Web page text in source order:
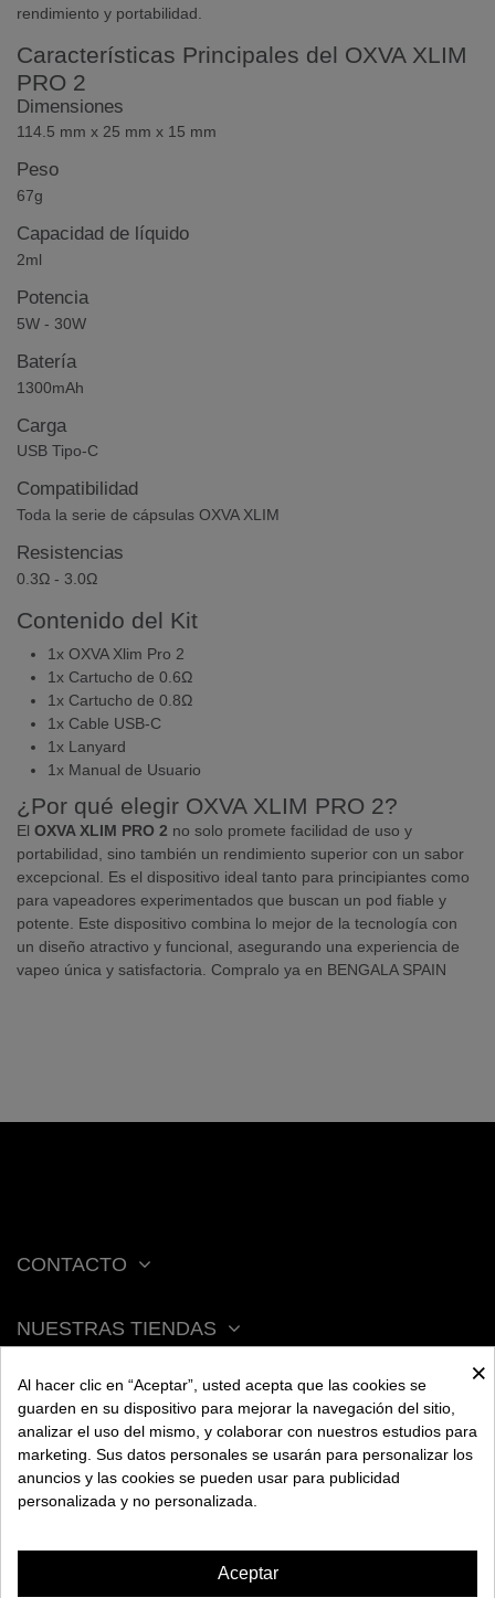
rendimiento y portabilidad.
Características Principales del OXVA XLIM
PRO 2
Dimensiones
114.5 mm x 25 mm x 15 mm
Peso
67g
Capacidad de líquido
2ml
Potencia
5W - 30W
Batería
1300mAh
Carga
USB Tipo-C
Compatibilidad
Toda la serie de cápsulas OXVA XLIM
Resistencias
0.3Ω - 3.0Ω
Contenido del Kit
1x OXVA Xlim Pro 2
1x Cartucho de 0.6Ω
1x Cartucho de 0.8Ω
1x Cable USB-C
1x Lanyard
1x Manual de Usuario
¿Por qué elegir OXVA XLIM PRO 2?
El OXVA XLIM PRO 2 no solo promete facilidad de uso y
portabilidad, sino también un rendimiento superior con un sabor
excepcional. Es el dispositivo ideal tanto para principiantes como
para vapeadores experimentados que buscan un pod fiable y
potente. Este dispositivo combina lo mejor de la tecnología con
un diseño atractivo y funcional, asegurando una experiencia de
vapeo única y satisfactoria. Compralo ya en BENGALA SPAIN
CONTACTO
NUESTRAS TIENDAS
ACERCA DE BENGALA
AYUDA
×
Al hacer clic en “Aceptar”, usted acepta que las cookies se
guarden en su dispositivo para mejorar la navegación del sitio,
analizar el uso del mismo, y colaborar con nuestros estudios para
marketing. Sus datos personales se usarán para personalizar los
anuncios y las cookies se pueden usar para publicidad
personalizada y no personalizada.
Aceptar